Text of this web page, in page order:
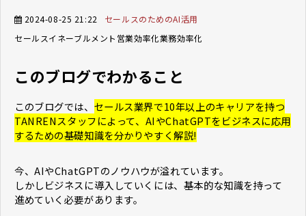
2024-08-25 21:22
セールスのためのAI活用
セールスイネーブルメント 営業効率化業務効率化
このブログでわかること
このブログでは、 セールス業界で10年以上のキャリアを持つ
TANRENスタッフによって、AIやChatGPTをビジネスに応用
するための基礎知識を分かりやすく解説!
今、AIやChatGPTのノウハウが溢れています。
しかしビジネスに導入していくには、基本的な知識を持って
進めていく必要があります。